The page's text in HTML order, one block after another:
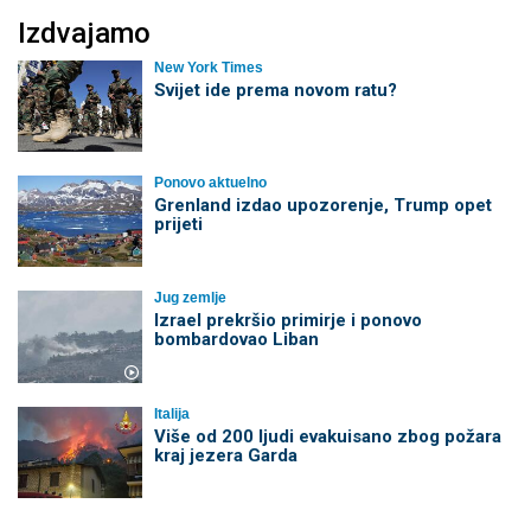
Izdvajamo
New York Times
Svijet ide prema novom ratu?
Ponovo aktuelno
Grenland izdao upozorenje, Trump opet
prijeti
Jug zemlje
Izrael prekršio primirje i ponovo
bombardovao Liban
Italija
Više od 200 ljudi evakuisano zbog požara
kraj jezera Garda